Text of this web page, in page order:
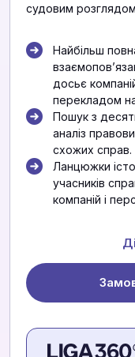
судовим
Найбільш
досьє
перекладом
Пошук з
аналіз
схожих справ.
Ланцюжки
учасників
компаній і